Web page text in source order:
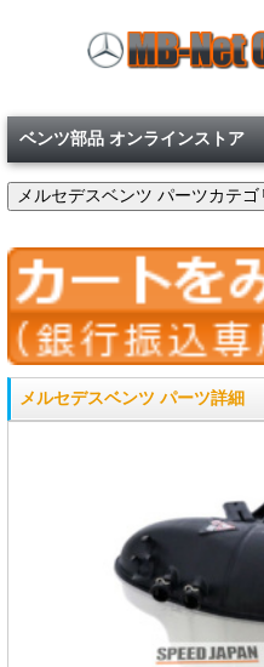
ベンツ部品 オンラインストア
メルセデスベンツ パーツ詳細